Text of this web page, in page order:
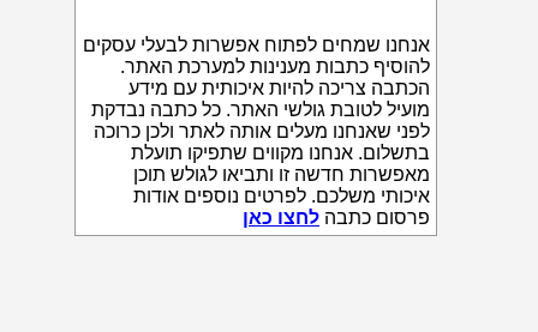
אנחנו שמחים לפתוח אפשרות לבעלי עסקים
להוסיף כתבות מענינות למערכת האתר.
הכתבה צריכה להיות איכותית עם מידע
מועיל לטובת גולשי האתר. כל כתבה נבדקת
לפני שאנחנו מעלים אותה לאתר ולכן כרוכה
בתשלום. אנחנו מקווים שתפיקו תועלת
מאפשרות חדשה זו ותביאו לגולש תוכן
איכותי משלכם. לפרטים נוספים אודות
פרסום כתבה לחצו כאן